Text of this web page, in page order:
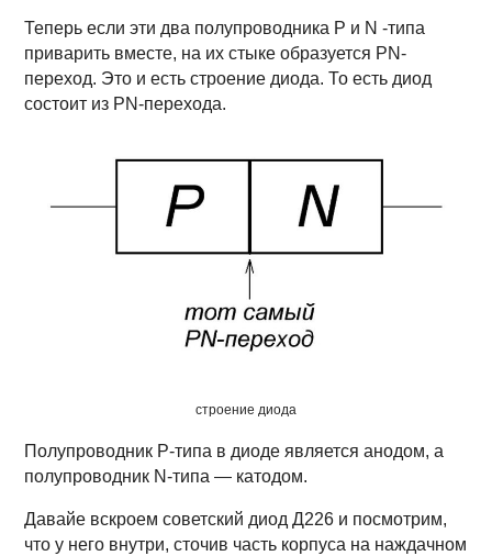
Теперь если эти два полупроводника P и N -типа
приварить вместе, на их стыке образуется PN-
переход. Это и есть строение диода. То есть диод
состоит из PN-перехода.
строение диода
Полупроводник P-типа в диоде является анодом, а
полупроводник N-типа — катодом.
Давайе вскроем советский диод Д226 и посмотрим,
что у него внутри, сточив часть корпуса на наждачном